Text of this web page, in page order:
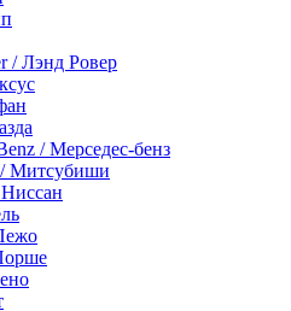
/ Лэнд Ровер
/ Мерседес-бенз
Митсубиши